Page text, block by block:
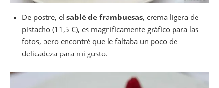
De postre, el sablé de frambuesas, crema ligera de
pistacho (11,5 €), es magníficamente gráfico para las
fotos, pero encontré que le faltaba un poco de
delicadeza para mi gusto.